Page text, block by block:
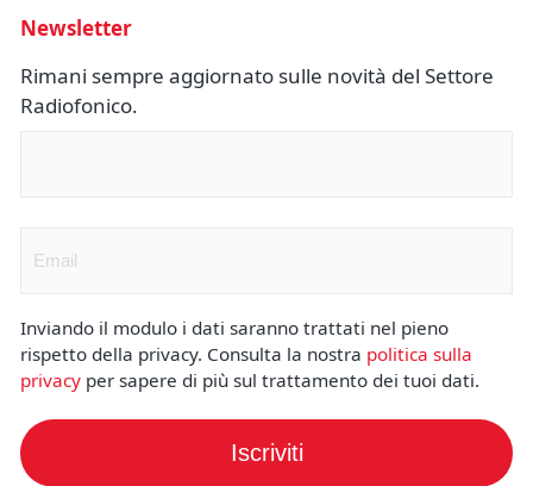
Newsletter
Rimani sempre aggiornato sulle novità del Settore
Radiofonico.
Inviando il modulo i dati saranno trattati nel pieno
rispetto della privacy. Consulta la nostra politica sulla
privacy per sapere di più sul trattamento dei tuoi dati.
Iscriviti